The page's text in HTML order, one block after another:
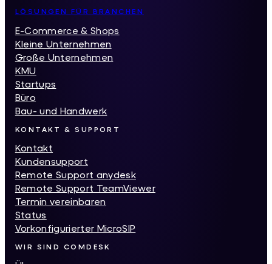
LÖSUNGEN FÜR BRANCHEN
E-Commerce & Shops
Kleine Unternehmen
Große Unternehmen
KMU
Startups
Büro
Bau- und Handwerk
KONTAKT & SUPPORT
Kontakt
Kundensupport
Remote Support anydesk
Remote Support TeamViewer
Termin vereinbaren
Status
Vorkonfigurierter MicroSIP
WIR SIND COMDESK